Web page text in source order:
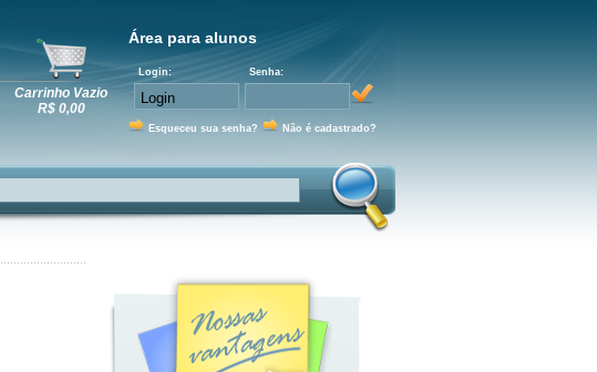
Carrinho Vazio
R$ 0,00
Área para alunos
Login: Senha:
Esqueceu sua senha? Não é cadastrado?